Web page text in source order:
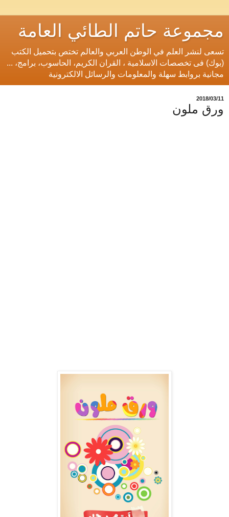
مجموعة حاتم الطائي العامة
تسعى لنشر العلم في الوطن العربي والعالم تختص بتحميل الكتب
(بوك) فى تخصصات الاسلامية ، القران الكريم، الحاسوب، برامج، ...
مجانية بروابط سهلة والمعلومات والرسائل الالكترونية
11‏/03‏/2018
ورق ملون